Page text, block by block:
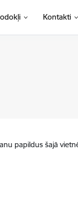
Kontakti
papildus šajā